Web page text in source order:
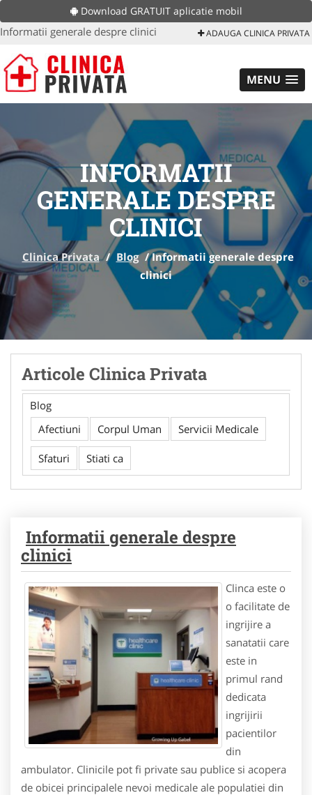
Download GRATUIT aplicatie mobil
Informatii generale despre clinici ADAUGA CLINICA PRIVATA
MENU
INFORMATII
GENERALE DESPRE
CLINICI
Clinica Privata / Blog /Informatii generale despre
clinici
Articole Clinica Privata
Blog
Afectiuni
Corpul Uman Servicii Medicale
Sfaturi Stiati ca
Informatii generale despre
clinici
Clinca este o
o facilitate de
ingrijire a
sanatatii care
este in
primul rand
dedicata
ingrijirii
pacientilor
din
ambulator. Clinicile pot fi private sau publice si acopera
de obicei principalele nevoi medicale ale populatiei din